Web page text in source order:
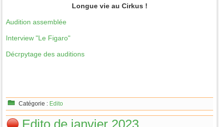
Longue vie au Cirkus !
Audition assemblée
Interview "Le Figaro"
Décrpytage des auditions
Catégorie : Edito